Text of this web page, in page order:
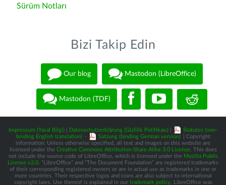
Sürüm Notları
Bizi Takip Edin
Our blog Mastodon (LibreOffice)
Mastodon (TDF)
Impressum (Yasal Bilgi) Datenschutzerklärung (Gizlilik Politikası)
Statutes (non-
binding English translation) - Satzung (binding German version)
| Copyright
information: Unless otherwise specified, all text and images on this website are
licensed under the Creative Commons Attribution-Share Alike 3.0 License. This does
not include the source code of LibreOffice, which is licensed under the Mozilla Public
License v2.0 . “LibreOffice” and “The Document Foundation” are registered trademarks
of their corresponding registered owners or are in actual use as trademarks in one or
more countries. Their respective logos and icons are also subject to international
copyright laws. Use thereof is explained in our trademark policy. LibreOffice was